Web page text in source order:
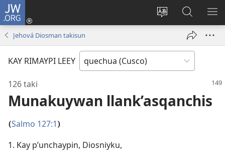
JW.ORG
Direccionpi
Sutiykiwan
jaykuy
nueva
JW.ORG
nisqapi
maskhay
Jehová Diosman takisun
KAY RIMAYPI LEEY
126 taki
Munakuywan llank’asqanchis
(Salmo 127:1 )
1. Kay p’unchaypin, Diosniyku,